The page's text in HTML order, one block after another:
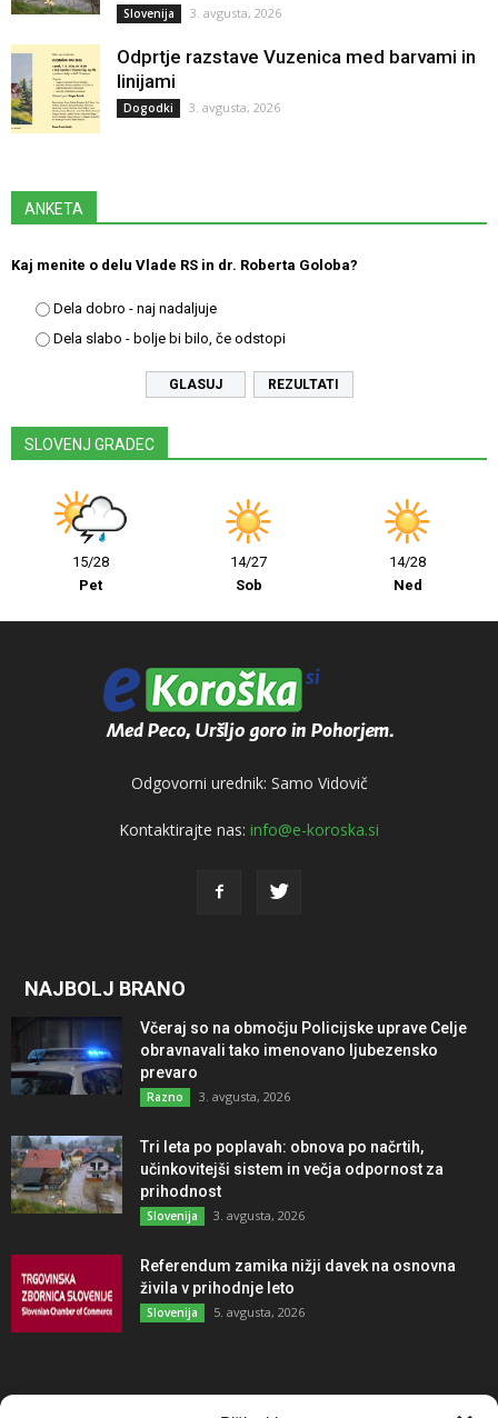
Slovenija 3. avgusta, 2026
Odprtje razstave Vuzenica med barvami in
linijami
Dogodki 3. avgusta, 2026
ANKETA
Kaj menite o delu Vlade RS in dr. Roberta Goloba?
Dela dobro - naj nadaljuje
Dela slabo - bolje bi bilo, če odstopi
REZULTATI
SLOVENJ GRADEC
15/28
Pet
14/27
Sob
14/28
Ned
Odgovorni urednik: Samo Vidovič
Kontaktirajte nas: info@e-koroska.si
NAJBOLJ BRANO
Včeraj so na območju Policijske uprave Celje
obravnavali tako imenovano ljubezensko
prevaro
Razno 3. avgusta, 2026
Tri leta po poplavah: obnova po načrtih,
učinkovitejši sistem in večja odpornost za
prihodnost
Slovenija 3. avgusta, 2026
Referendum zamika nižji davek na osnovna
živila v prihodnje leto
Slovenija 5. avgusta, 2026